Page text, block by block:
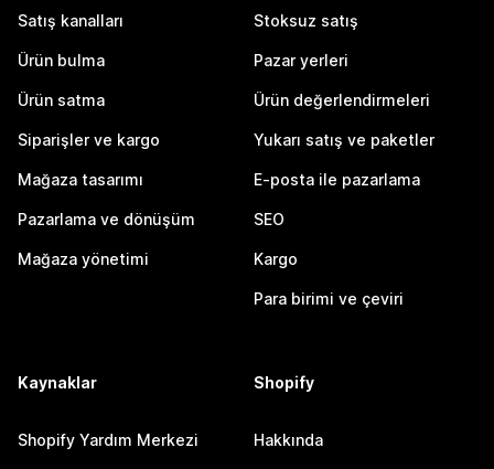
Satış kanalları
Ürün bulma
Ürün satma
Siparişler ve kargo
Mağaza tasarımı
Pazarlama ve dönüşüm
Mağaza yönetimi
Stoksuz satış
Pazar yerleri
Ürün değerlendirmeleri
Yukarı satış ve paketler
E-posta ile pazarlama
SEO
Kargo
Para birimi ve çeviri
Kaynaklar
Shopify Yardım Merkezi
Shopify
Hakkında